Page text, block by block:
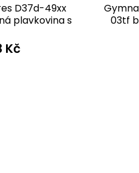
D37d-49xx
plavkovina s
Kč
03tf